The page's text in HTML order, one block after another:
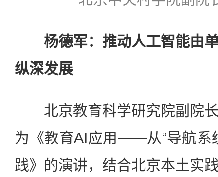
杨德军：推动人工智能由
纵深发展
北京教育科学研究院副院长
为《教育AI应用——从“导航系
践》的演讲，结合北京本土实